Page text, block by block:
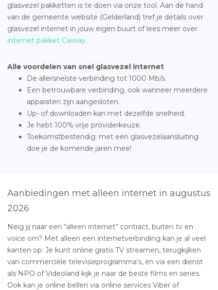
glasvezel pakketten is te doen via onze tool. Aan de hand
van de gemeente website (Gelderland) tref je details over
glasvezel internet in jouw eigen buurt of lees meer over
internet pakket Caiway.
Alle voordelen van snel glasvezel internet
De allersnelste verbinding tot 1000 Mb/s.
Een betrouwbare verbinding, ook wanneer meerdere
apparaten zijn aangesloten.
Up- of downloaden kan met dezelfde snelheid.
Je hebt 100% vrije providerkeuze.
Toekomstbestendig: met een glasvezelaansluiting
doe je de komende jaren mee!
Aanbiedingen met alleen internet in augustus
2026
Neig jij naar een “alleen internet” contract, buiten tv en
voice om? Met alleen een internetverbinding kan je al veel
kanten op: Je kunt online gratis TV streamen, terugkijken
van commerciële televisieprogramma’s, en via een dienst
als NPO of Videoland kijk je naar de beste films en series.
Ook kan je online bellen via online services Viber of